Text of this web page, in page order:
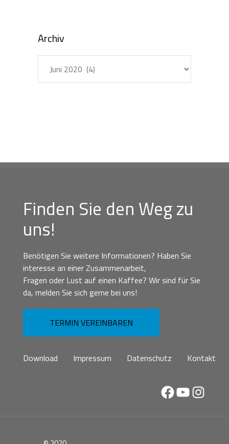
Archiv
Finden Sie den Weg zu
uns!
Benötigen Sie weitere Informationen? Haben Sie
interesse an einer Zusammenarbeit,
Fragen oder Lust auf einen Kaffee? Wir sind für Sie
da, melden Sie sich gerne bei uns!
TERMIN VEREINBAREN
Download Impressum Datenschutz Kontakt
Facebook
YouTube